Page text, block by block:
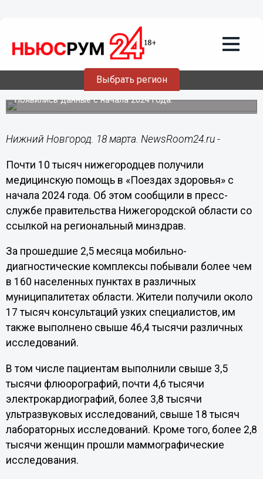
Выбрать регион
18.03.202421:30
Почти 10 000 нижегородцев получили
медпомощь в «Поездах здоровья»
Появились данные с начала 2024 года.
Нижний Новгород. 18 марта. NewsRoom24.ru -
Почти 10 тысяч нижегородцев получили
медицинскую помощь в «Поездах здоровья» с
начала 2024 года. Об этом сообщили в пресс-
службе правительства Нижегородской области со
ссылкой на региональный минздрав.
За прошедшие 2,5 месяца мобильно-
диагностические комплексы побывали более чем
в 160 населенных пунктах в различных
муниципалитетах области. Жители получили около
17 тысяч консультаций узких специалистов, им
также выполнено свыше 46,4 тысячи различных
исследований.
В том числе пациентам выполнили свыше 3,5
тысячи флюорографий, почти 4,6 тысячи
электрокардиографий, более 3,8 тысячи
ультразвуковых исследований, свыше 18 тысяч
лабораторных исследований. Кроме того, более 2,8
тысячи женщин прошли маммографические
исследования.